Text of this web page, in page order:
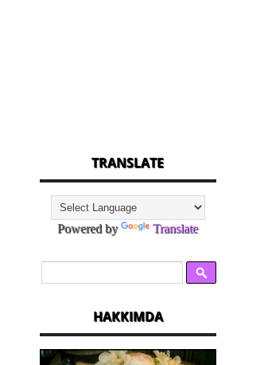
TRANSLATE
Powered by Translate
HAKKIMDA